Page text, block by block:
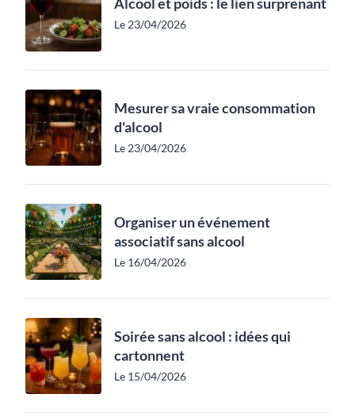
Le 23/04/2026
Mesurer sa vraie consommation
d'alcool
Le 23/04/2026
Organiser un événement
associatif sans alcool
Le 16/04/2026
Soirée sans alcool : idées qui
cartonnent
Le 15/04/2026